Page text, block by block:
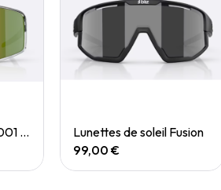
Lunettes de soleil P001 Small
Quick View
Lunettes de soleil Fusion
99,00 €